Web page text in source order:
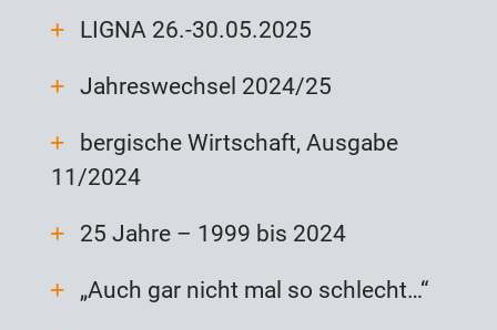
LIGNA 26.-30.05.2025
Jahreswechsel 2024/25
bergische Wirtschaft, Ausgabe
11/2024
25 Jahre – 1999 bis 2024
„Auch gar nicht mal so schlecht…“